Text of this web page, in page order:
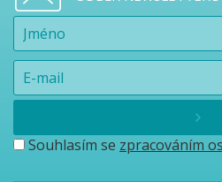
Souhlasím se zpracováním